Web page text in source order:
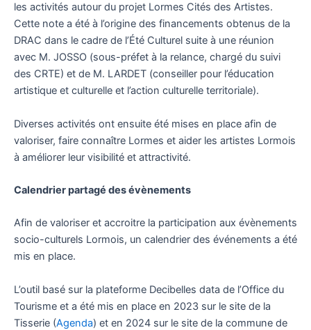
les activités autour du projet Lormes Cités des Artistes.
Cette note a été à l’origine des financements obtenus de la
DRAC dans le cadre de l’Été Culturel suite à une réunion
avec M. JOSSO (sous-préfet à la relance, chargé du suivi
des CRTE) et de M. LARDET (conseiller pour l’éducation
artistique et culturelle et l’action culturelle territoriale).
Diverses activités ont ensuite été mises en place afin de
valoriser, faire connaître Lormes et aider les artistes Lormois
à améliorer leur visibilité et attractivité.
Calendrier partagé des évènements
Afin de valoriser et accroitre la participation aux évènements
socio-culturels Lormois, un calendrier des événements a été
mis en place.
L’outil basé sur la plateforme Decibelles data de l’Office du
Tourisme et a été mis en place en 2023 sur le site de la
Tisserie (Agenda) et en 2024 sur le site de la commune de